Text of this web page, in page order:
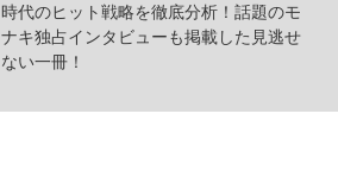
時代のヒット戦略を徹底分析！話題のモ
ナキ独占インタビューも掲載した見逃せ
ない一冊！